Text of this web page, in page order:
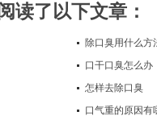
读了以下文章：
除口臭用什么方
口干口臭怎么办
怎样去除口臭
口气重的原因有